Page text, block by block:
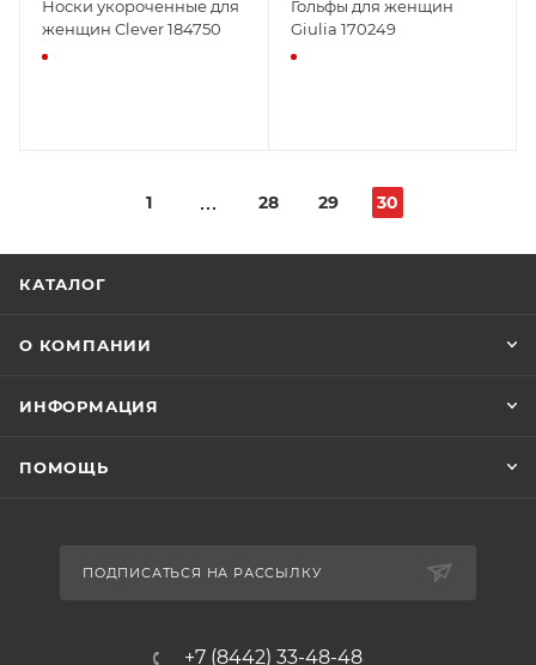
Носки укороченные для
женщин Clever 184750
Гольфы для женщин
Giulia 170249
1 28 29 30
КАТАЛОГ
О КОМПАНИИ
ИНФОРМАЦИЯ
ПОМОЩЬ
ПОДПИСАТЬСЯ НА РАССЫЛКУ
+7 (8442) 33-48-48